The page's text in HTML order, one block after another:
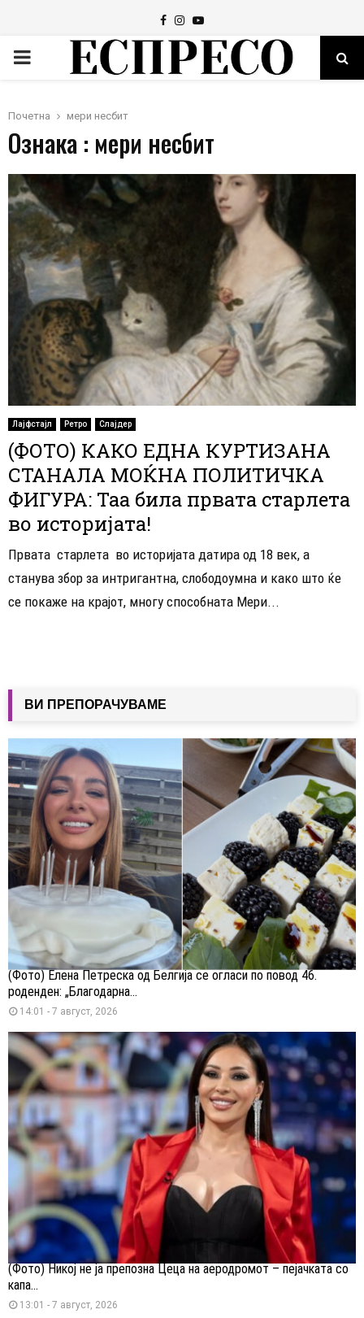
Facebook
Instagram
Youtube
PRIMARY
Почетна мери несбит
Ознака : мери несбит
Лајфстајл Ретро Слајдер
(ФОТО) КАКО ЕДНА КУРТИЗАНА
СТАНАЛА МОЌНА ПОЛИТИЧКА
ФИГУРА: Таа била првата старлета
во историјата!
Првата старлета во историјата датира од 18 век, а
станува збор за интригантна, слободоумна и како што ќе
се покаже на крајот, многу способната Мери...
ВИ ПРЕПОРАЧУВАМЕ
(Фото) Елена Петреска од Белгија се огласи по повод 46.
роденден: „Благодарна...
14:01 - 7 август, 2026
(Фото) Никој не ја препозна Цеца на аеродромот – пејачката со
капа...
13:01 - 7 август, 2026